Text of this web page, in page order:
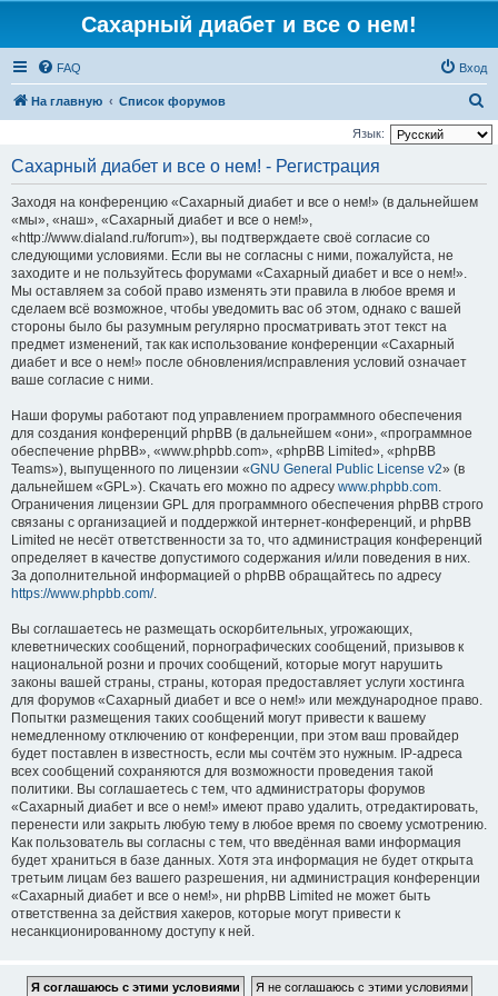
Сахарный диабет и все о нем!
FAQ Вход
На главную Список форумов
о
Язык:
Сахарный диабет и все о нем! - Регистрация
Заходя на конференцию «Сахарный диабет и все о нем!» (в дальнейшем
«мы», «наш», «Сахарный диабет и все о нем!»,
«http://www.dialand.ru/forum»), вы подтверждаете своё согласие со
следующими условиями. Если вы не согласны с ними, пожалуйста, не
заходите и не пользуйтесь форумами «Сахарный диабет и все о нем!».
Мы оставляем за собой право изменять эти правила в любое время и
сделаем всё возможное, чтобы уведомить вас об этом, однако с вашей
стороны было бы разумным регулярно просматривать этот текст на
предмет изменений, так как использование конференции «Сахарный
диабет и все о нем!» после обновления/исправления условий означает
ваше согласие с ними.
Наши форумы работают под управлением программного обеспечения
для создания конференций phpBB (в дальнейшем «они», «программное
обеспечение phpBB», «www.phpbb.com», «phpBB Limited», «phpBB
Teams»), выпущенного по лицензии «GNU General Public License v2» (в
дальнейшем «GPL»). Скачать его можно по адресу www.phpbb.com.
Ограничения лицензии GPL для программного обеспечения phpBB строго
связаны с организацией и поддержкой интернет-конференций, и phpBB
Limited не несёт ответственности за то, что администрация конференций
определяет в качестве допустимого содержания и/или поведения в них.
За дополнительной информацией о phpBB обращайтесь по адресу
https://www.phpbb.com/.
Вы соглашаетесь не размещать оскорбительных, угрожающих,
клеветнических сообщений, порнографических сообщений, призывов к
национальной розни и прочих сообщений, которые могут нарушить
законы вашей страны, страны, которая предоставляет услуги хостинга
для форумов «Сахарный диабет и все о нем!» или международное право.
Попытки размещения таких сообщений могут привести к вашему
немедленному отключению от конференции, при этом ваш провайдер
будет поставлен в известность, если мы сочтём это нужным. IP-адреса
всех сообщений сохраняются для возможности проведения такой
политики. Вы соглашаетесь с тем, что администраторы форумов
«Сахарный диабет и все о нем!» имеют право удалить, отредактировать,
перенести или закрыть любую тему в любое время по своему усмотрению.
Как пользователь вы согласны с тем, что введённая вами информация
будет храниться в базе данных. Хотя эта информация не будет открыта
третьим лицам без вашего разрешения, ни администрация конференции
«Сахарный диабет и все о нем!», ни phpBB Limited не может быть
ответственна за действия хакеров, которые могут привести к
несанкционированному доступу к ней.